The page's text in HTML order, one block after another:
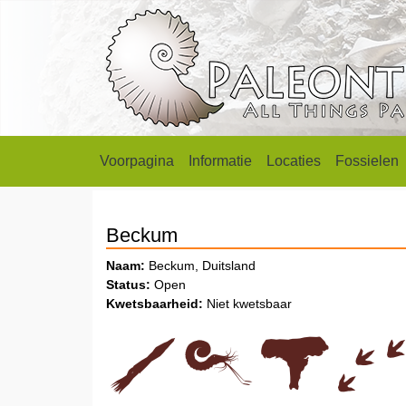
Voorpagina Informatie Locaties Fossielen
Beckum
Naam: Beckum, Duitsland
Status: Open
Kwetsbaarheid: Niet kwetsbaar